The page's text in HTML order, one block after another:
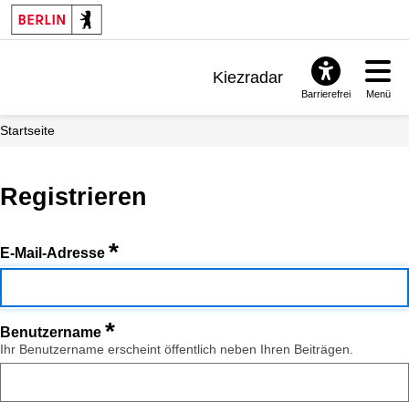
Kiezradar
Barrierefrei Menü
Startseite
Registrieren
E-Mail-Adresse *
Benutzername *
Ihr Benutzername erscheint öffentlich neben Ihren Beiträgen.